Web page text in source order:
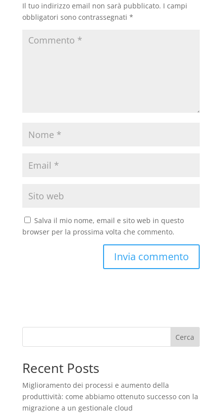
Il tuo indirizzo email non sarà pubblicato. I campi
obbligatori sono contrassegnati *
Salva il mio nome, email e sito web in questo
browser per la prossima volta che commento.
Cerca
Recent Posts
Miglioramento dei processi e aumento della
produttività: come abbiamo ottenuto successo con la
migrazione a un gestionale cloud